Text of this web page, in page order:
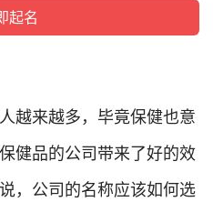
越来越多，毕竟保健也意
健品的公司带来了好的效
，公司的名称应该如何选